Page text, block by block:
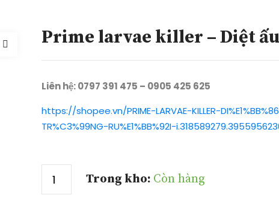
Prime larvae killer – Diệt
Liên hệ: 0797 391 475 – 0905 425 625
https://shopee.vn/PRIME-LARVAE-KILLER-
TR%C3%99NG-RU%E1%BB%92I-
Trong kho: Còn hàng